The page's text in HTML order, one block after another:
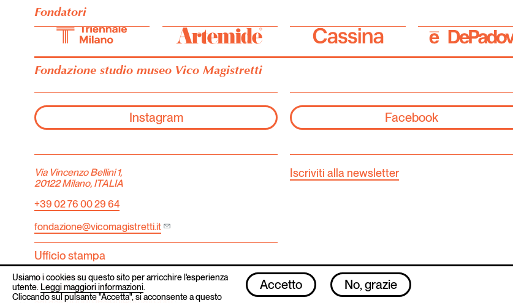
Fondatori
Fondazione studio museo Vico Magistretti
Instagram Facebook
Via Vincenzo Bellini 1,
20122 Milano, ITALIA
+39 02 76 00 29 64
fondazione@vicomagistretti.it
Ufficio stampa
Sara Signorini
+39 347 30 74 836
Iscriviti alla newsletter
Usiamo i cookies su questo sito per arricchire l'esperienza
utente. Leggi maggiori informazioni.
Cliccando sul pulsante "Accetta", si acconsente a questo
Accetto No, grazie